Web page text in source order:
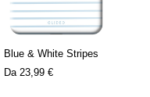
Blue & White Stripes
Da 23,99 €